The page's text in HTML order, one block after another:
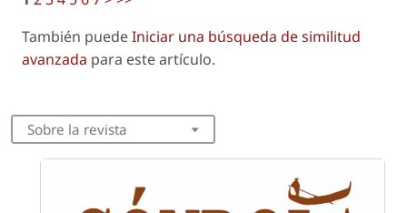
También puedeIniciar una búsqueda de similitud
avanzada para este artículo.
Sobre la revista